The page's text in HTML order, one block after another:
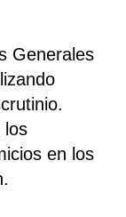
Generales
los
en los